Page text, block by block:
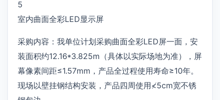
5
室内曲面全彩LED显示屏
采购内容：我单位计划采购曲面全彩LED屏一面，安
装面积约12.16*3.825m（具体以实际场地为准），屏
幕像素间距≤1.57mm，产品全过程使用寿命≥10年。
现场以壁挂钢结构安装，产品四周使用≮5cm宽不锈